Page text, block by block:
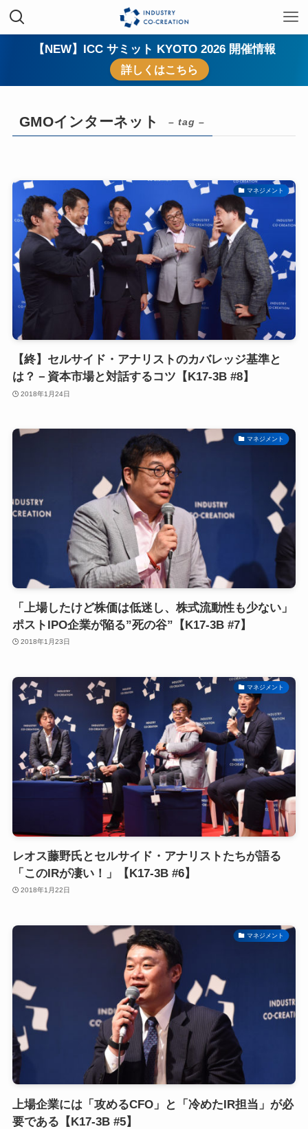
【NEW】ICC サミット KYOTO 2026 開催情報
詳しくはこちら
GMOインターネット – tag –
マネジメント
【終】セルサイド・アナリストのカバレッジ基準と
は？－資本市場と対話するコツ【K17-3B #8】
2018年1月24日
マネジメント
「上場したけど株価は低迷し、株式流動性も少ない」
ポストIPO企業が陥る”死の谷”【K17-3B #7】
2018年1月23日
マネジメント
レオス藤野氏とセルサイド・アナリストたちが語る
「このIRが凄い！」【K17-3B #6】
2018年1月22日
マネジメント
上場企業には「攻めるCFO」と「冷めたIR担当」が必
要である【K17-3B #5】